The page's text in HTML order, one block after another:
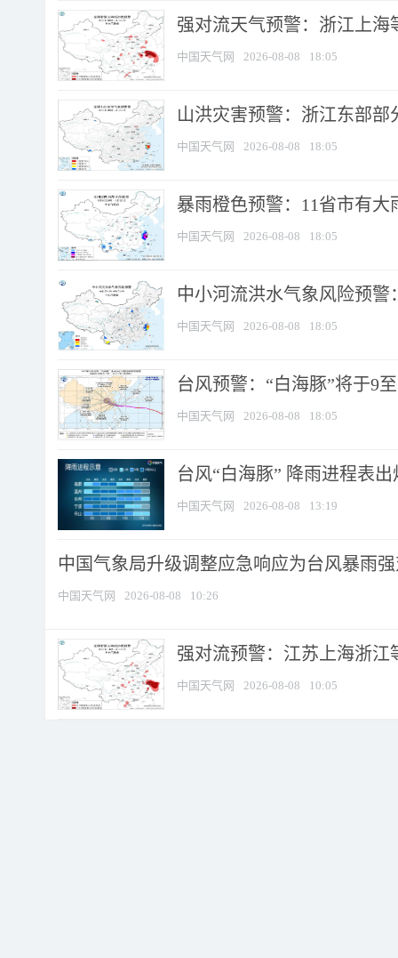
强对流天气预警：浙江上海
中国天气网 2026-08-08 18:05
山洪灾害预警：浙江东部
中国天气网 2026-08-08 18:05
暴雨橙色预警：11省市有
中国天气网 2026-08-08 18:05
中小河流洪水气象风险预
中国天气网 2026-08-08 18:05
台风预警：“白海豚”将于9
中国天气网 2026-08-08 18:05
台风“白海豚” 降雨进程表
中国天气网 2026-08-08 13:19
中国气象局升级调整应急响应为台风暴雨
中国天气网 2026-08-08 10:26
强对流预警：江苏上海浙江
中国天气网 2026-08-08 10:05